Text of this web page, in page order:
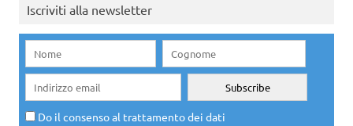
Iscriviti alla newsletter
Do il consenso al trattamento dei dati